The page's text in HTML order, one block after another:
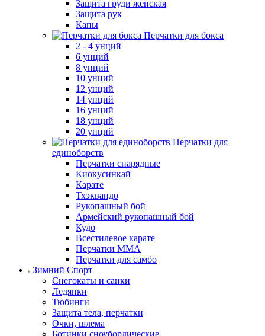
Защита груди женская
Защита рук
Капы
Перчатки для бокса
2 - 4 унций
6 унций
8 унций
10 унций
12 унций
14 унций
16 унций
18 унций
20 унций
Перчатки для
единоборств
Перчатки снарядные
Киокусинкай
Карате
Тхэквандо
Рукопашный бой
Армейский рукопашный бой
Кудо
Всестилевое карате
Перчатки MMA
Перчатки для самбо
Зимний Спорт
Снегокаты и санки
Ледянки
Тюбинги
Защита тела, перчатки
Очки, шлема
Ботинки сноубордические